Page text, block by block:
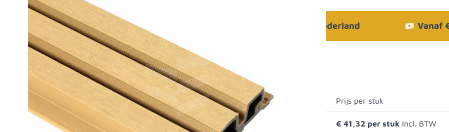
Afhalen? Kom gerust langs Bezorgen in heel Nederland Vanaf
Selecteer afmetingen
Selecteer de gewenste afmetingen Prijs per stuk
Fiberdeck WEO35 Gardenwall triple 33x140x2900 - Cedar
€ 41,32